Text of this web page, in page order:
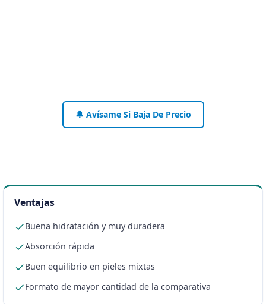
🔔 Avísame Si Baja De Precio
Ventajas
Buena hidratación y muy duradera
Absorción rápida
Buen equilibrio en pieles mixtas
Formato de mayor cantidad de la comparativa